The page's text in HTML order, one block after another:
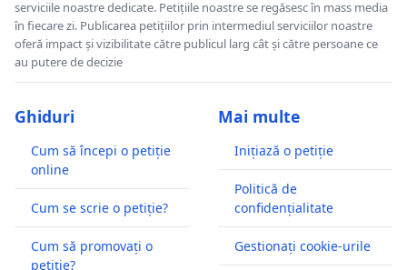
serviciile noastre dedicate. Petițiile noastre se regăsesc în mass media
în fiecare zi. Publicarea petițiilor prin intermediul serviciilor noastre
oferă impact și vizibilitate către publicul larg cât și către persoane ce
au putere de decizie
Ghiduri
Cum să începi o petiție
online
Cum se scrie o petiție?
Cum să promovați o
petiție?
Mai multe
Inițiază o petiție
Politică de
confidențialitate
Gestionați cookie-urile